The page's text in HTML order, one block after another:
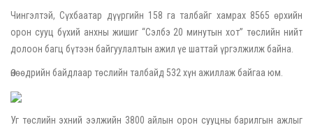
Чингэлтэй, Сүхбаатар дүүргийн 158 га талбайг хамрах 8565 өрхийн
орон сууц бүхий анхны жишиг “Сэлбэ 20 минутын хот” төслийн нийт
долоон багц бүтээн байгуулалтын ажил үе шаттай үргэлжилж байна.
Өнөөдрийн байдлаар төслийн талбайд 532 хүн ажиллаж байгаа юм.
Уг төслийн эхний ээлжийн 3800 айлын орон сууцны барилгын ажлыг